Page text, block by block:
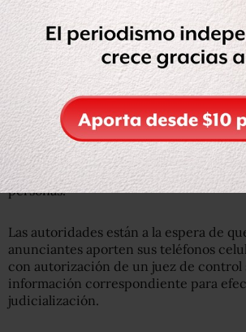
Los diversos solicitantes de la
sido plenamente identificados, y la
confirmado un caso de espionale: el
Mondragón, excomisionado Nacional
teléfono fue intervenido y grabadas
con funcionarios de la Secretaría de
áreas de Seguridad Nacional, así
personas.
Las autoridades están a la espera de
anunciantes aporten sus teléfonos
con autorización de un juez de control
información correspondiente para
judicialización.